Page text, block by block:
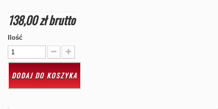
138,00 złbrutto
Ilość
DODAJ DO KOSZYKA